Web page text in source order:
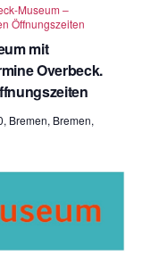
mit
Overbeck.
Museum –
Öffnungszeiten
Bremen, Bremen,